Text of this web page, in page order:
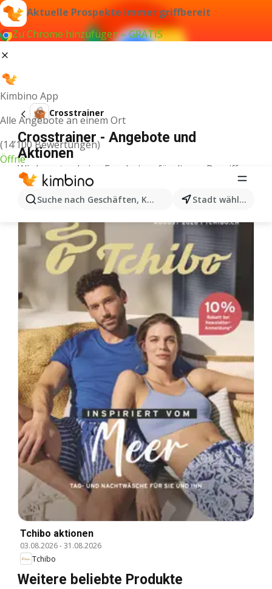
Aktuelle Prospekte immer griffbereit
Zu Chrome hinzufügen – GRATIS
Kimbino App
Alle Angebote an einem Ort
(14’100 Bewertungen)
Öffne
Suche nach Geschäften, Kategorien, Produkten...
Stadt wählen
Crosstrainer
Crosstrainer - Angebote und
Aktionen
Wir konnten keine Ergebnisse für diesen Begriff
finden.
Weitere Aktionen aus der Kategorie
Tchibo aktionen
03.08.2026-31.08.2026
Tchibo
Weitere beliebte Produkte